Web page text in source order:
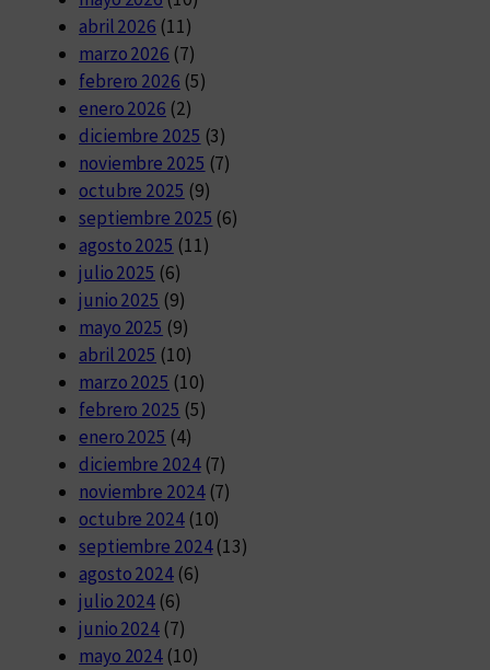
abril 2026 (11)
marzo 2026 (7)
febrero 2026 (5)
enero 2026 (2)
diciembre 2025 (3)
noviembre 2025 (7)
octubre 2025 (9)
septiembre 2025 (6)
agosto 2025 (11)
julio 2025 (6)
junio 2025 (9)
mayo 2025 (9)
abril 2025 (10)
marzo 2025 (10)
febrero 2025 (5)
enero 2025 (4)
diciembre 2024(7)
noviembre 2024(7)
octubre 2024(10)
septiembre 2024(13)
agosto 2024(6)
julio 2024 (6)
junio 2024 (7)
mayo 2024 (10)